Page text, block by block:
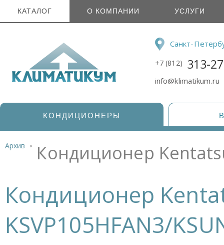
КАТАЛОГ О КОМПАНИИ УСЛУГИ
Санкт-
+7 (812) 313-
info@klimatikum.ru
КОНДИЦИОНЕРЫ
Архив Кондиционер
Кондиционер
KSVP105HFAN3/